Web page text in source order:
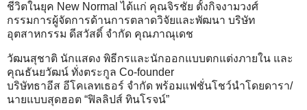
ชีวิตในยุค New Normal ได้แก่ คุณจิรชัย ตั้งกิจงามวงศ์
กรรมการผู้จัดการด้านการตลาดวิจัยและพัฒนา บริษัท
อุตสาหกรรม ดีสวัสดิ์ จำกัด คุณภาณุเดช
วัฒนสุชาติ นักแสดง พิธีกรและนักออกแบบตกแต่งภายใน และ
คุณธันยวัฒน์ ทั่งตระกูล Co-founder
บริษัทธาอีส อีโคเลทเธอร์ จำกัด พร้อมแฟชั่นโชว์นำโดยดารา/
นายแบบสุดฮอต “ฟิลลิปส์ ทินโรจน์”